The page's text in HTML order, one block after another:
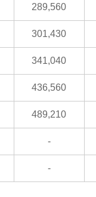
289,560
301,430
341,040
436,560
489,210
-
-